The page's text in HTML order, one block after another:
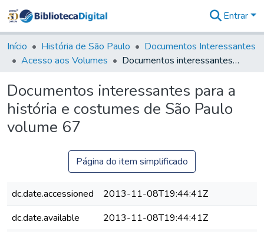
&
Coleções
Tudo na
Digital
Estatísticas
Entrar
Início História de São Paulo
Documentos Interessantes
Acesso aos Volumes
Documentos interessantes para a história e costumes de São Paulo volume 67
Documentos interessantes para a
história e costumes de São Paulo
volume 67
Página do item simplificado
dc.date.accessioned
2013-11-08T19:44:41Z
dc.date.available
2013-11-08T19:44:41Z